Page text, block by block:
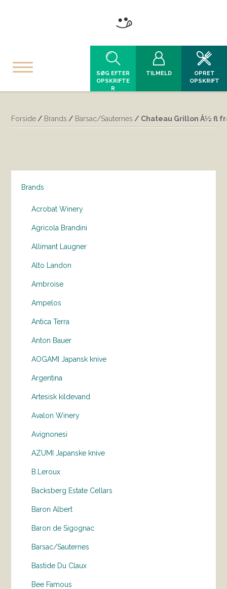
SØG EFTER
OPSKRIFTE
R
TILMELD
OPRET
OPSKRIFT
Forside / Brands / Barsac/Sauternes / Chateau Grillon Â½ fl
Brands
Acrobat Winery
Agricola Brandini
Allimant Laugner
Alto Landon
Ambroise
Ampelos
Antica Terra
Anton Bauer
AOGAMI Japansk knive
Argentina
Artesisk kildevand
Avalon Winery
Avignonesi
AZUMI Japanske knive
B.Leroux
Backsberg Estate Cellars
Baron Albert
Baron de Sigognac
Barsac/Sauternes
Bastide Du Claux
Bee Famous